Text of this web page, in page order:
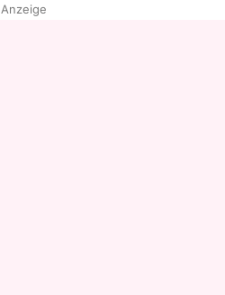
Anzeige